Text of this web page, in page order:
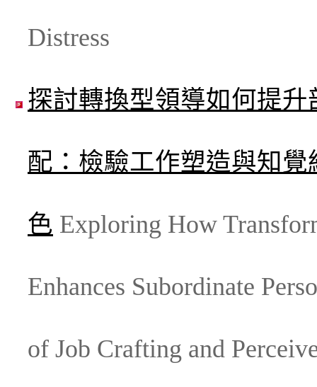
Distress
探討轉換型領導如何提
配：檢驗工作塑造與知
色 Exploring How
Enhances Subordinate
of Job Crafting and